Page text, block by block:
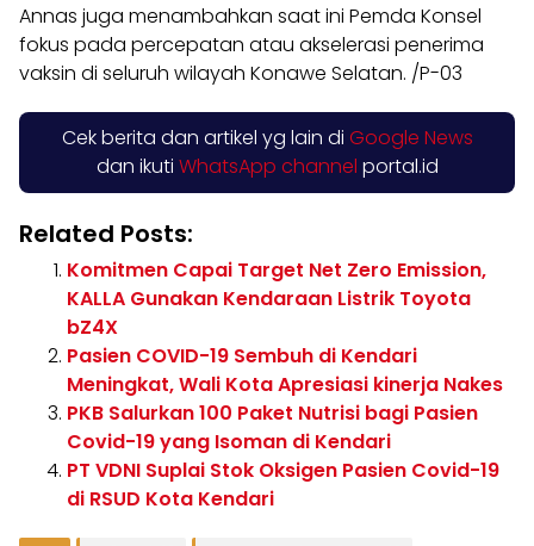
Annas juga menambahkan saat ini Pemda Konsel
fokus pada percepatan atau akselerasi penerima
vaksin di seluruh wilayah Konawe Selatan. /P-03
Cek berita dan artikel yg lain di Google News
dan ikuti WhatsApp channel portal.id
Related Posts:
Komitmen Capai Target Net Zero Emission,
KALLA Gunakan Kendaraan Listrik Toyota
bZ4X
Pasien COVID-19 Sembuh di Kendari
Meningkat, Wali Kota Apresiasi kinerja Nakes
PKB Salurkan 100 Paket Nutrisi bagi Pasien
Covid-19 yang Isoman di Kendari
PT VDNI Suplai Stok Oksigen Pasien Covid-19
di RSUD Kota Kendari